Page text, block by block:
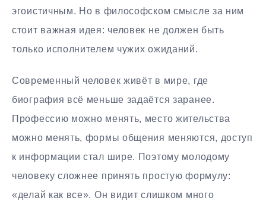
эгоистичным. Но в философском смысле за ним
стоит важная идея: человек не должен быть
только исполнителем чужих ожиданий.
Современный человек живёт в мире, где
биография всё меньше задаётся заранее.
Профессию можно менять, место жительства
можно менять, формы общения меняются, доступ
к информации стал шире. Поэтому молодому
человеку сложнее принять простую формулу:
«делай как все». Он видит слишком много